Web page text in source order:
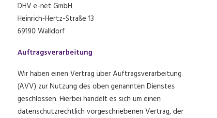
DHV e-net GmbH
Heinrich-Hertz-Straße 13
69190 Walldorf
Auftragsverarbeitung
Wir haben einen Vertrag über Auftragsverarbeitung
(AVV) zur Nutzung des oben genannten Dienstes
geschlossen. Hierbei handelt es sich um einen
datenschutzrechtlich vorgeschriebenen Vertrag, der